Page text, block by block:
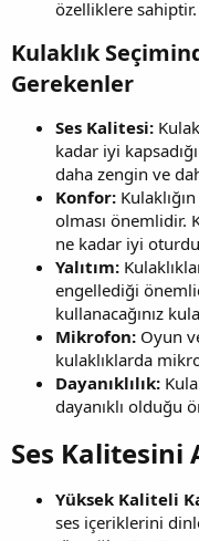
özelliklere sahiptir.
Kulaklık
Gerekenler​
Ses Kalitesi:
kadar iyi
daha zengin ve
Konfor:
olması önemlidir.
ne kadar iyi
Yalıtım:
engellediği
kullanacağınız
Mikrofon: Oyun
kulaklıklarda
Dayanıklılık:
dayanıklı olduğu
Ses Kalitesini
Yüksek Kaliteli
ses içeriklerini